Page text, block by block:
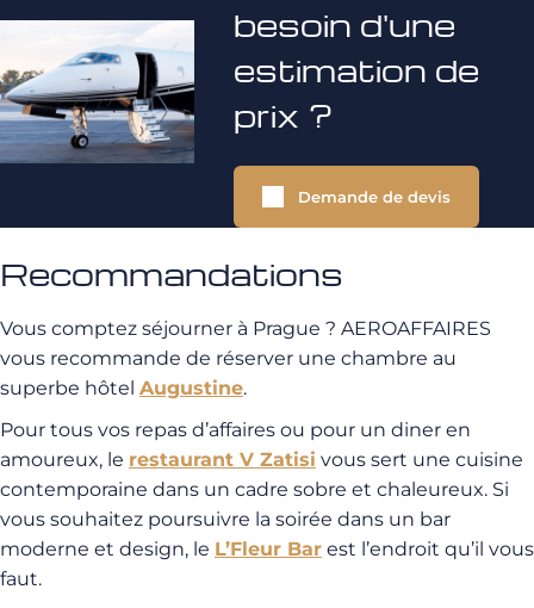
besoin d'une
estimation de
prix ?
Demande de devis
Recommandations
Vous comptez séjourner à Prague ? AEROAFFAIRES
vous recommande de réserver une chambre au
superbe hôtel Augustine.
Pour tous vos repas d’affaires ou pour un diner en
amoureux, le restaurant V Zatisi vous sert une cuisine
contemporaine dans un cadre sobre et chaleureux. Si
vous souhaitez poursuivre la soirée dans un bar
moderne et design, le L’Fleur Bar est l’endroit qu’il vous
faut.